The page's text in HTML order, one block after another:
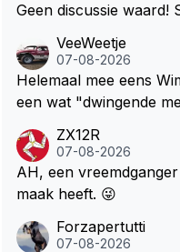
Geen discussie waard!
VeeWeetje
07-08-2026
Helemaal mee eens Wim, Hij heeft net als Olav Mol
een wat "dwingende
op te roepen. Maar in
berichtjes
ZX12R
07-08-2026
AH, een
maak heeft. 😜
Forzapertutti
07-08-2026